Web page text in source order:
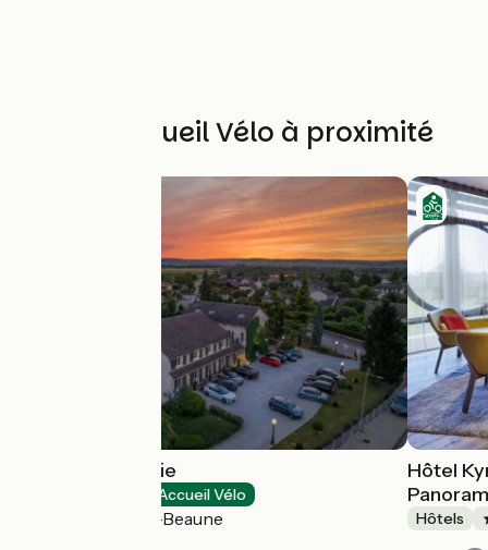
Autres Accueil Vélo à proximité
Hôtel Parc Adélie
Accueil Vélo
Montagny-lès-Beaune
Hôtel
Hôtels